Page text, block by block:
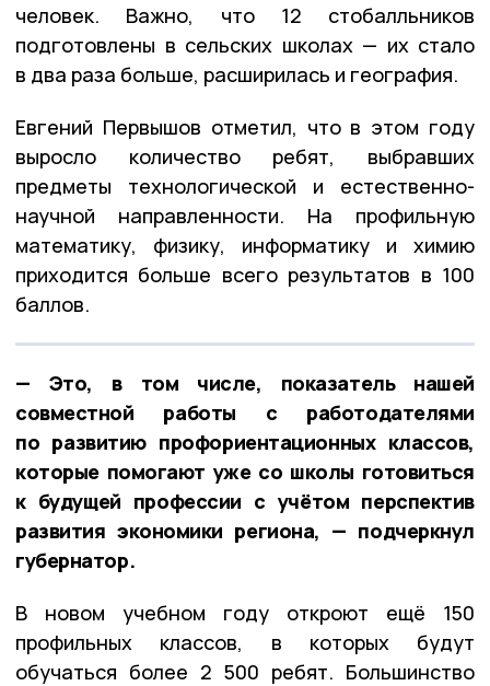
человек. Важно, что 12 стобалльников
подготовлены в сельских школах — их стало
в два раза больше, расширилась и география.
Евгений Первышов отметил, что в этом году
выросло количество ребят, выбравших
предметы технологической и естественно-
научной направленности. На профильную
математику, физику, информатику и химию
приходится больше всего результатов в 100
баллов.
— Это, в том числе, показатель нашей
совместной работы с работодателями
по развитию профориентационных классов,
которые помогают уже со школы готовиться
к будущей профессии с учётом перспектив
развития экономики региона, — подчеркнул
губернатор.
В новом учебном году откроют ещё 150
профильных классов, в которых будут
обучаться более 2 500 ребят. Большинство